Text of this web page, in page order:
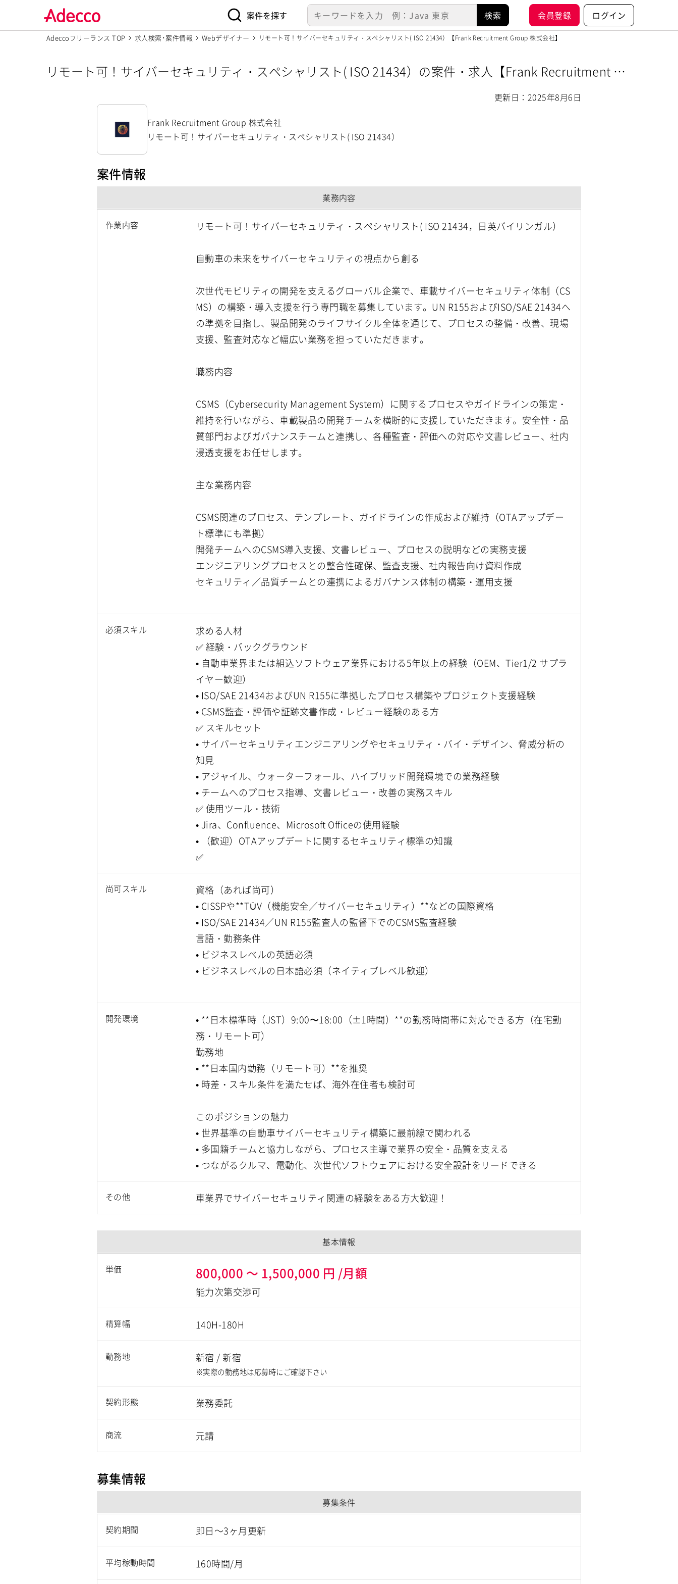
案件を探す 会員登録 ログイン
Adeccoフリーランス TOP 求人検索･案件情報 Webデザイナー リモート可！サイバーセキュリティ・スペシャリスト( ISO 21434）【Frank Recruitment Group 株式会社】
リモート可！サイバーセキュリティ・スペシャリスト( ISO 21434）の案件・求人【Frank Recruitment Gr
更新日：2025年8月6日
Frank Recruitment Group 株式会社
リモート可！サイバーセキュリティ・スペシャリスト( ISO 21434）
案件情報
業務内容
作業内容 リモート可！サイバーセキュリティ・スペシャリスト( ISO 21434，日英バイリンガル）
自動車の未来をサイバーセキュリティの視点から創る
次世代モビリティの開発を支えるグローバル企業で、車載サイバーセキュリティ体制（CS
MS）の構築・導入支援を行う専門職を募集しています。UN R155およびISO/SAE 21434へ
の準拠を目指し、製品開発のライフサイクル全体を通じて、プロセスの整備・改善、現場
支援、監査対応など幅広い業務を担っていただきます。
職務内容
CSMS（Cybersecurity Management System）に関するプロセスやガイドラインの策定・
維持を行いながら、車載製品の開発チームを横断的に支援していただきます。安全性・品
質部門およびガバナンスチームと連携し、各種監査・評価への対応や文書レビュー、社内
浸透支援をお任せします。
主な業務内容
CSMS関連のプロセス、テンプレート、ガイドラインの作成および維持（OTAアップデー
ト標準にも準拠）
開発チームへのCSMS導入支援、文書レビュー、プロセスの説明などの実務支援
エンジニアリングプロセスとの整合性確保、監査支援、社内報告向け資料作成
セキュリティ／品質チームとの連携によるガバナンス体制の構築・運用支援
必須スキル
求める人材
✅ 経験・バックグラウンド
• 自動車業界または組込ソフトウェア業界における5年以上の経験（OEM、Tier1/2 サプラ
イヤー歓迎）
• ISO/SAE 21434およびUN R155に準拠したプロセス構築やプロジェクト支援経験
• CSMS監査・評価や証跡文書作成・レビュー経験のある方
✅ スキルセット
• サイバーセキュリティエンジニアリングやセキュリティ・バイ・デザイン、脅威分析の
知見
• アジャイル、ウォーターフォール、ハイブリッド開発環境での業務経験
• チームへのプロセス指導、文書レビュー・改善の実務スキル
✅ 使用ツール・技術
• Jira、Confluence、Microsoft Officeの使用経験
• （歓迎）OTAアップデートに関するセキュリティ標準の知識
✅
尚可スキル
資格（あれば尚可）
• CISSPや**TÜV（機能安全／サイバーセキュリティ）**などの国際資格
• ISO/SAE 21434／UN R155監査人の監督下でのCSMS監査経験
言語・勤務条件
• ビジネスレベルの英語必須
• ビジネスレベルの日本語必須（ネイティブレベル歓迎）
開発環境
• **日本標準時（JST）9:00〜18:00（±1時間）**の勤務時間帯に対応できる方（在宅勤
務・リモート可）
勤務地
• **日本国内勤務（リモート可）**を推奨
• 時差・スキル条件を満たせば、海外在住者も検討可
このポジションの魅力
• 世界基準の自動車サイバーセキュリティ構築に最前線で関われる
• 多国籍チームと協力しながら、プロセス主導で業界の安全・品質を支える
• つながるクルマ、電動化、次世代ソフトウェアにおける安全設計をリードできる
その他 車業界でサイバーセキュリティ関連の経験をある方大歓迎！
基本情報
単価 800,000 ～ 1,500,000 円 /月額
能力次第交渉可
精算幅 140H-180H
勤務地 新宿 / 新宿
※実際の勤務地は応募時にご確認下さい
契約形態 業務委託
商流 元請
募集情報
募集条件
契約期間 即日～3ヶ月更新
平均稼動時間 160時間/月